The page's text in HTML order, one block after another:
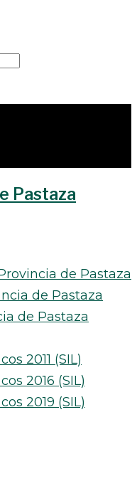
de Pastaza
de Pastaza
de Pastaza
2011 (SIL)
2016 (SIL)
2019 (SIL)